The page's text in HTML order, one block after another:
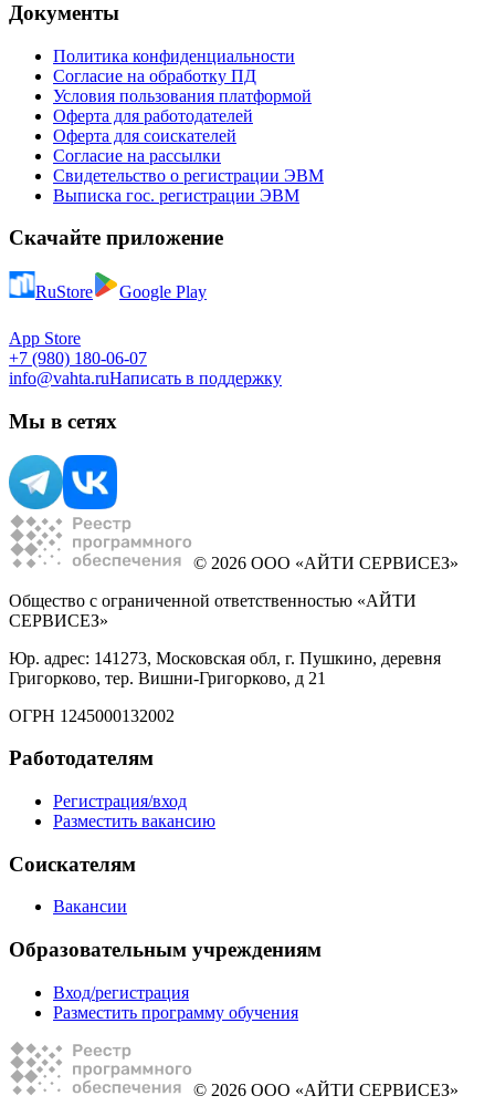
Документы
Политика конфиденциальности
Согласие на обработку ПД
Условия пользования платформой
Оферта для работодателей
Оферта для соискателей
Согласие на рассылки
Свидетельство о регистрации ЭВМ
Выписка гос. регистрации ЭВМ
Скачайте приложение
RuStore Google Play
App Store
+7 (980) 180-06-07
info@vahta.ruНаписать в поддержку
Мы в сетях
© 2026 ООО «АЙТИ СЕРВИСЕЗ»
Общество с ограниченной ответственностью «АЙТИ
СЕРВИСЕЗ»
Юр. адрес: 141273, Московская обл, г. Пушкино, деревня
Григорково, тер. Вишни-Григорково, д 21
ОГРН 1245000132002
Работодателям
Регистрация/вход
Разместить вакансию
Соискателям
Вакансии
Образовательным учреждениям
Вход/регистрация
Разместить программу обучения
© 2026 ООО «АЙТИ СЕРВИСЕЗ»